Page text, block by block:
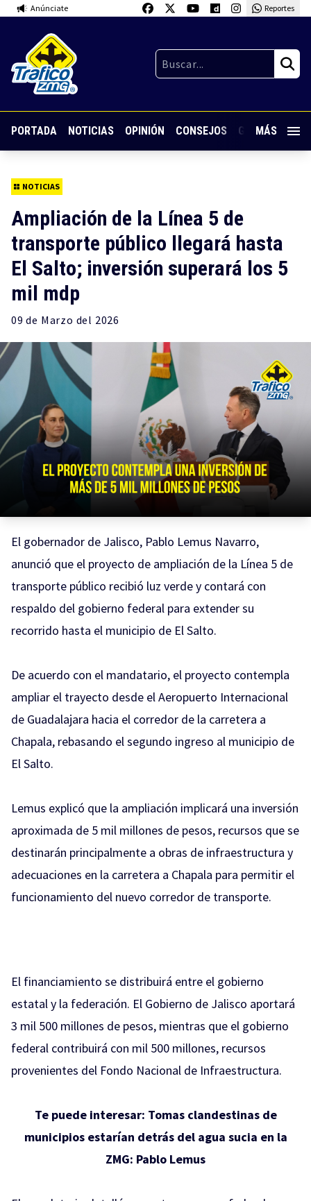
Anúnciate Reportes
PORTADA NOTICIAS OPINIÓN CONSEJOS GUARDIA
MÁS
NOTICIAS
Ampliación de la Línea 5 de
transporte público llegará hasta
El Salto; inversión superará los 5
mil mdp
09 de Marzo del 2026
El gobernador de Jalisco, Pablo Lemus Navarro,
anunció que el proyecto de ampliación de la Línea 5 de
transporte público recibió luz verde y contará con
respaldo del gobierno federal para extender su
recorrido hasta el municipio de El Salto.
De acuerdo con el mandatario, el proyecto contempla
ampliar el trayecto desde el Aeropuerto Internacional
de Guadalajara hacia el corredor de la carretera a
Chapala, rebasando el segundo ingreso al municipio de
El Salto.
Lemus explicó que la ampliación implicará una inversión
aproximada de 5 mil millones de pesos, recursos que se
destinarán principalmente a obras de infraestructura y
adecuaciones en la carretera a Chapala para permitir el
funcionamiento del nuevo corredor de transporte.
El financiamiento se distribuirá entre el gobierno
estatal y la federación. El Gobierno de Jalisco aportará
3 mil 500 millones de pesos, mientras que el gobierno
federal contribuirá con mil 500 millones, recursos
provenientes del Fondo Nacional de Infraestructura.
Te puede interesar: Tomas clandestinas de
municipios estarían detrás del agua sucia en la
ZMG: Pablo Lemus